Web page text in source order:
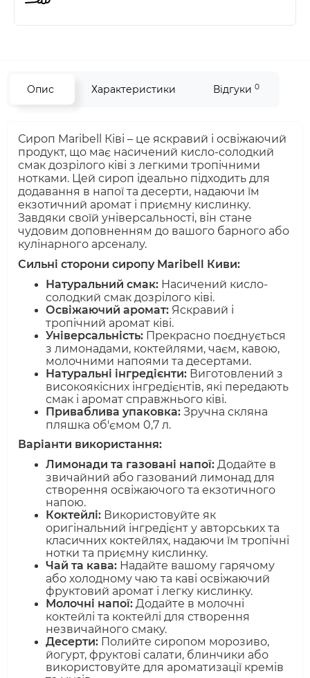
Опис Характеристики Відгуки 0
Сироп Maribell Ківі – це яскравий і освіжаючий
продукт, що має насичений кисло-солодкий
смак дозрілого ківі з легкими тропічними
нотками. Цей сироп ідеально підходить для
додавання в напої та десерти, надаючи їм
екзотичний аромат і приємну кислинку.
Завдяки своїй універсальності, він стане
чудовим доповненням до вашого барного або
кулінарного арсеналу.
Сильні сторони сиропу Maribell Киви:
Натуральний смак: Насичений кисло-
солодкий смак дозрілого ківі.
Освіжаючий аромат: Яскравий і
тропічний аромат ківі.
Універсальність: Прекрасно поєднується
з лимонадами, коктейлями, чаєм, кавою,
молочними напоями та десертами.
Натуральні інгредієнти: Виготовлений з
високоякісних інгредієнтів, які передають
смак і аромат справжнього ківі.
Приваблива упаковка: Зручна скляна
пляшка об'ємом 0,7 л.
Варіанти використання:
Лимонади та газовані напої: Додайте в
звичайний або газований лимонад для
створення освіжаючого та екзотичного
напою.
Коктейлі: Використовуйте як
оригінальний інгредієнт у авторських та
класичних коктейлях, надаючи їм тропічні
нотки та приємну кислинку.
Чай та кава: Надайте вашому гарячому
або холодному чаю та каві освіжаючий
фруктовий аромат і легку кислинку.
Молочні напої: Додайте в молочні
коктейлі та коктейлі для створення
незвичайного смаку.
Десерти: Полийте сиропом морозиво,
йогурт, фруктові салати, блинчики або
використовуйте для ароматизації кремів